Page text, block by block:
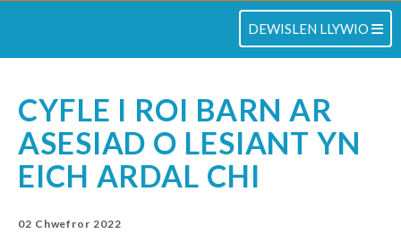
TOGLO
DEWISLEN LLYWIO
CYFLE I ROI BARN AR
ASESIAD O LESIANT YN
EICH ARDAL CHI
02 Chwefror 2022